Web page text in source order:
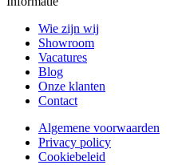
Wie zijn wij
Showroom
Vacatures
Blog
Onze klanten
Contact
Algemene voorwaarden
Privacy policy
Cookiebeleid